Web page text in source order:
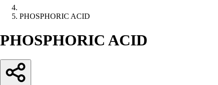
PHOSPHORIC ACID
PHOSPHORIC ACID